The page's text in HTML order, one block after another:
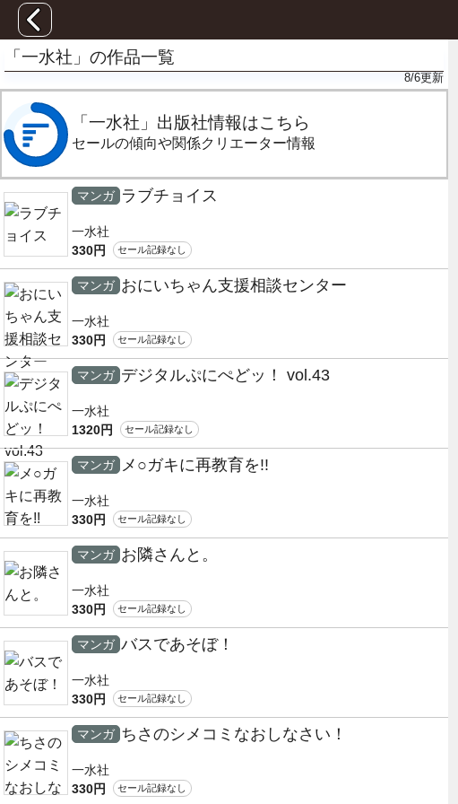
「一水社」の作品一覧
8/6更新
「一水社」出版社情報はこちら
セールの傾向や関係クリエーター情報
マンガ ラブチョイス
一水社
330円
セール記録なし
マンガ おにいちゃん支援相談センター
一水社
330円
セール記録なし
マンガ デジタルぷにぺどッ！ vol.43
一水社
1320円
セール記録なし
マンガ メ○ガキに再教育を!!
一水社
330円
セール記録なし
マンガ お隣さんと。
一水社
330円
セール記録なし
マンガ バスであそぼ！
一水社
330円
セール記録なし
マンガ ちさのシメコミなおしなさい！
一水社
330円
セール記録なし